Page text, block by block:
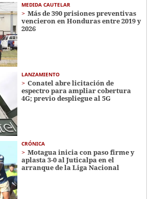
MEDIDA CAUTELAR
Más de 390 prisiones preventivas
vencieron en Honduras entre 2019 y
2026
LANZAMIENTO
Conatel abre licitación de
espectro para ampliar cobertura
4G; previo despliegue al 5G
CRÓNICA
Motagua inicia con paso firme y
aplasta 3-0 al Juticalpa en el
arranque de la Liga Nacional